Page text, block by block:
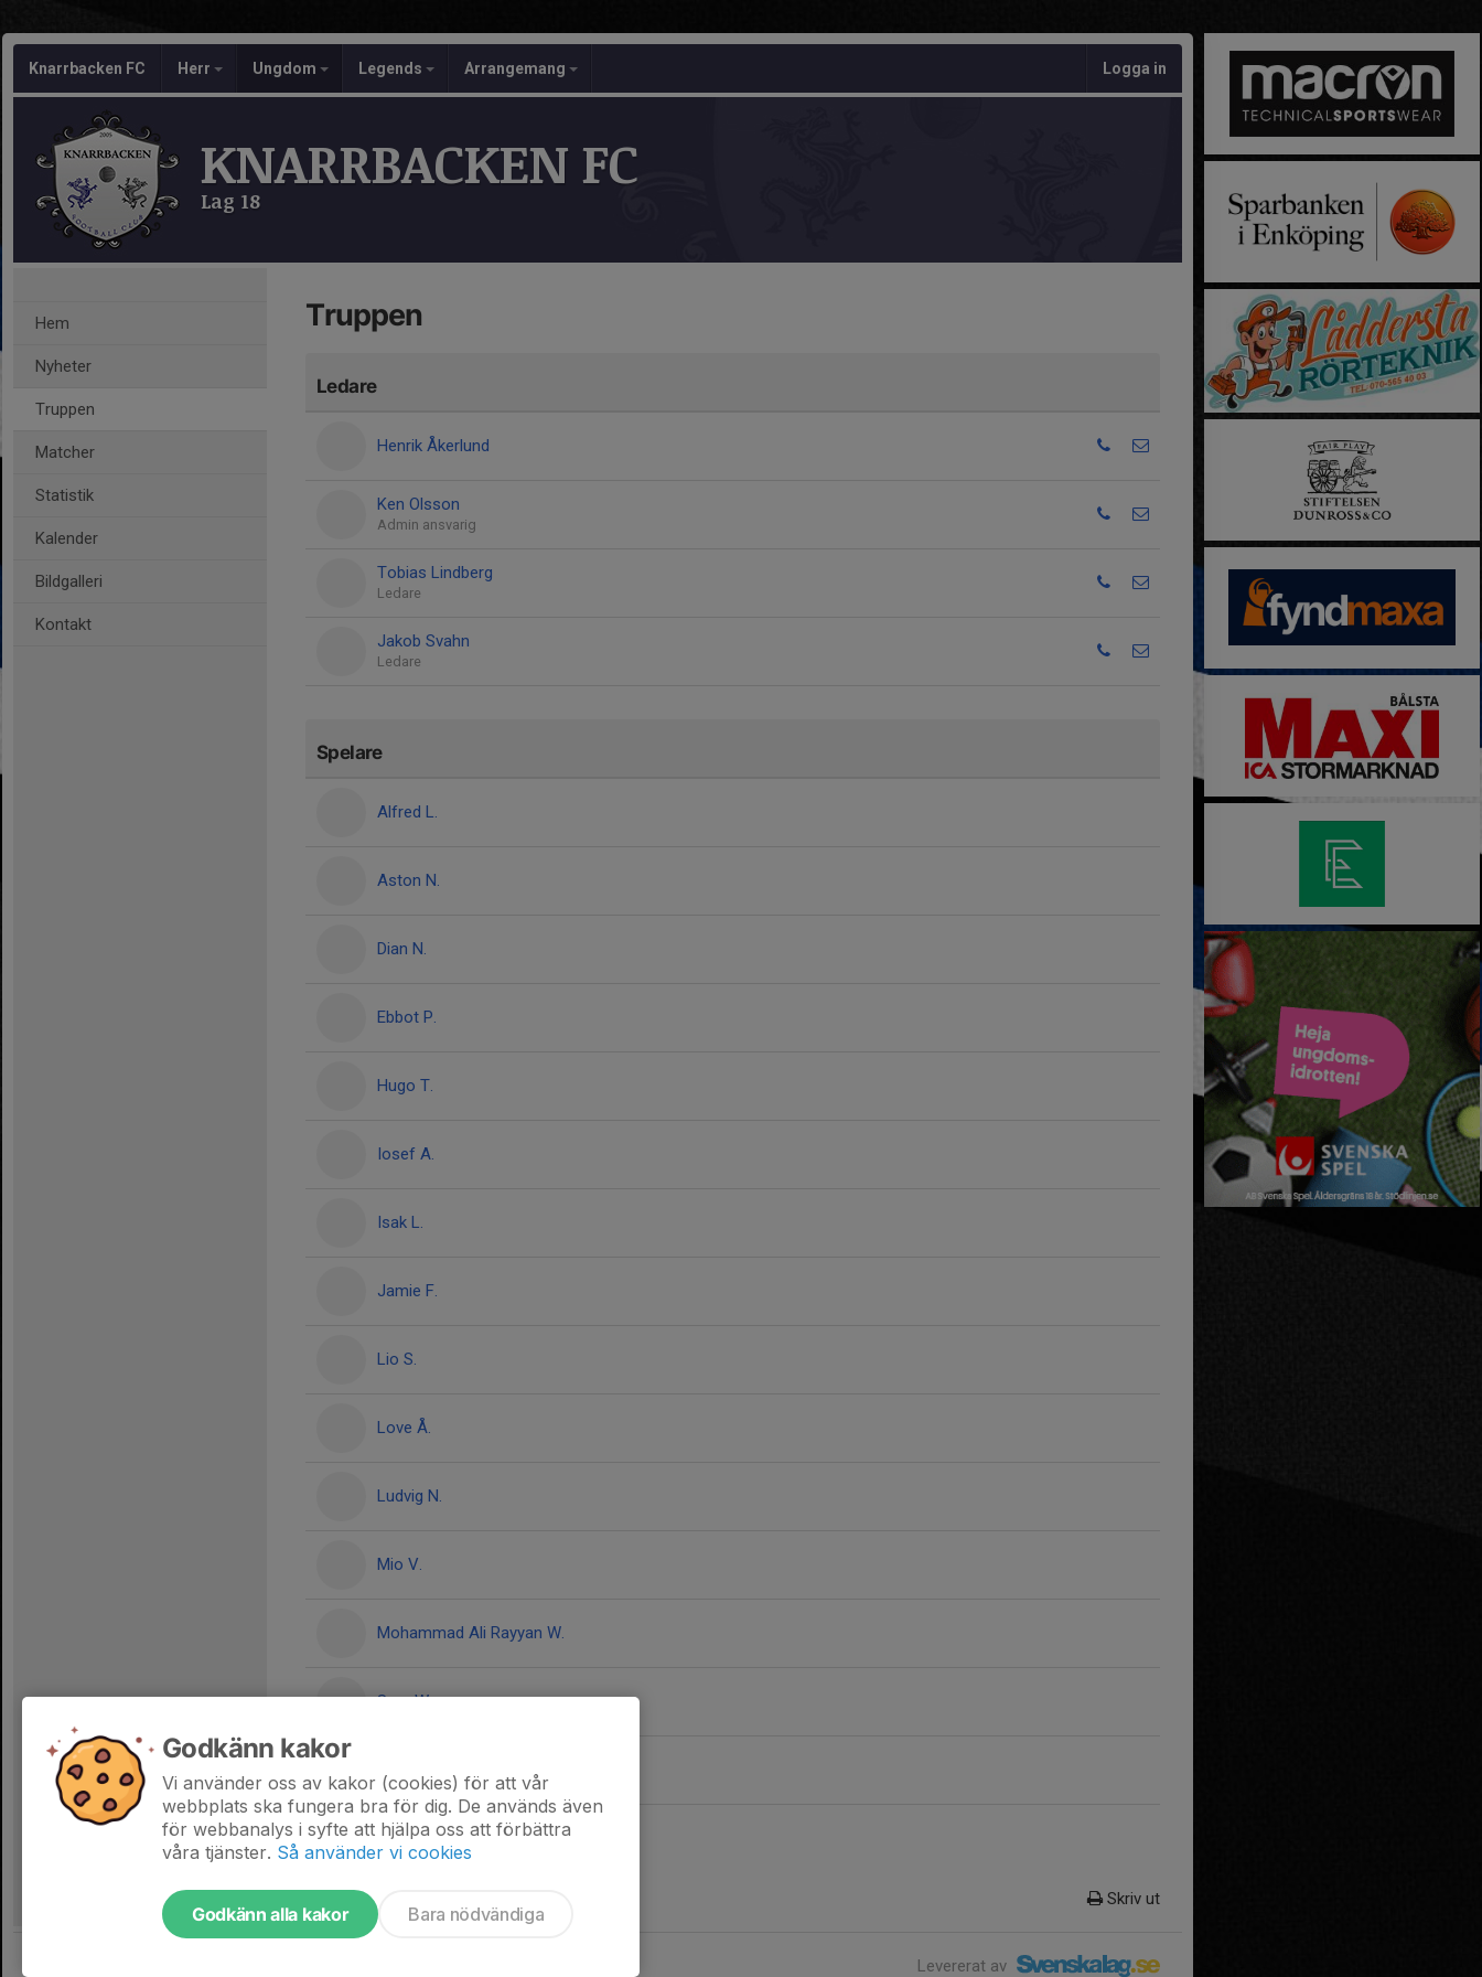
Knarrbacken FC Herr Ungdom Legends Arrangemang Logga in
KNARRBACKEN FC
Lag 18
Hem
Nyheter
Truppen
Matcher
Statistik
Kalender
Bildgalleri
Kontakt
Truppen
Ledare
Henrik Åkerlund
Ken Olsson
Admin ansvarig
Tobias Lindberg
Ledare
Jakob Svahn
Ledare
Spelare
Alfred L.
Aston N.
Dian N.
Ebbot P.
Hugo T.
Iosef A.
Isak L.
Jamie F.
Lio S.
Love Å.
Ludvig N.
Mio V.
Mohammad Ali Rayyan W.
Sam W.
Skriv ut
Levererat av
Godkänn kakor
Vi använder oss av kakor (cookies) för att vår
webbplats ska fungera bra för dig. De används även
för webbanalys i syfte att hjälpa oss att förbättra
våra tjänster. Så använder vi cookies
Godkänn alla kakor Bara nödvändiga